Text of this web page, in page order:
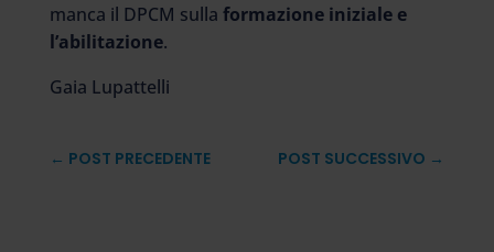
manca il DPCM sulla formazione iniziale e
l’abilitazione.
Gaia Lupattelli
← POST PRECEDENTE POST SUCCESSIVO →